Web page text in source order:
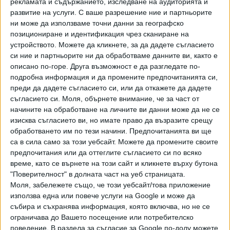
развитие на услуги. С ваше разрешение ние и партньорите
ни може да използваме точни данни за географско
позициониране и идентификация чрез сканиране на
устройството. Можете да кликнете, за да дадете съгласието
си ние и партньорите ни да обработваме данните ви, както е
описано по-горе. Друга възможност е да разгледате по-
подробна информация и да промените предпочитанията си,
преди да дадете съгласието си, или да откажете да дадете
съгласието си.
Моля, обърнете внимание, че за част от
начините на обработване на личните ви данни може да не се
изисква съгласието ви, но имате право да възразите срещу
обработването им по тези начини. Предпочитанията ви ще
са в сила само за този уебсайт. Можете да промените своите
предпочитания или да оттеглите съгласието си по всяко
време, като се върнете на този сайт и кликнете върху бутона
"Поверителност" в долната част на уеб страницата.
Моля, забележете също, че този уебсайт/това приложение
използва една или повече услуги на Google и може да
събира и съхранява информация, която включва, но не се
ограничава до Вашето посещение или потребителско
поведение. В раздела за съгласие за Google по-долу можете
формат. Другата новост е, че идентификационната
бланка с личните данни на учениците ще е свързана с
първия лист за отговори, като тя няма да се отделя и
слага допълнително в малко пликче, което досега заедно
с изпитната работа се слагаше в голям плик.
Матурата по български език е в три части: първата и
втората - по 60 минути, третата - 120 минути. Форматът
на изпита е без промяна. Тестът включва 41 задачи - 22
с избираем отговор, 16 със свободен отговор, 2 с
разширен свободен отговор и една задача за създаване
на аргументативен текст - интерпретативно съчинение
или есе.
Втората матура, която е по профилиращ предмет,
изучаван в 11. и 12. клас, както и държавният изпит за
придобиване на професионална квалификация, са
насрочени за 22 май. За втора матура заявления са
подали 24 381 ученици.